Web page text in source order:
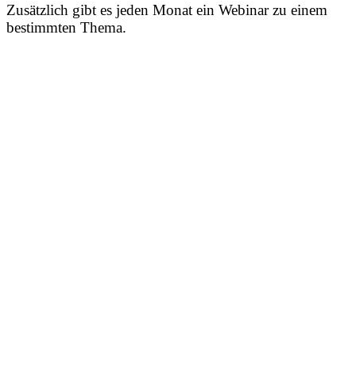
Zusätzlich gibt es jeden Monat ein Webinar zu einem
bestimmten Thema.